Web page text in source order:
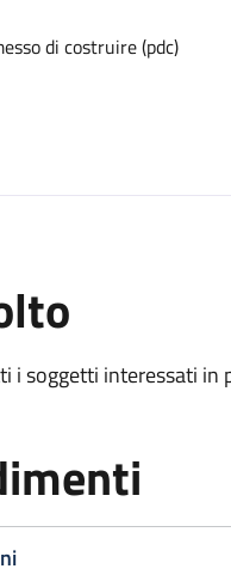
di costruire (pdc)
i soggetti interessati in